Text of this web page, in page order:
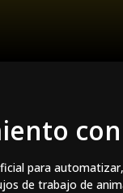
con
para
de trabajo de